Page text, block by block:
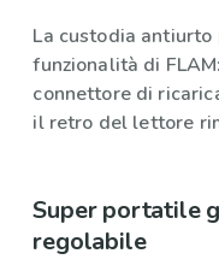
La custodia
funzionalità di
connettore di
il retro del lettore
Super portatile
regolabile